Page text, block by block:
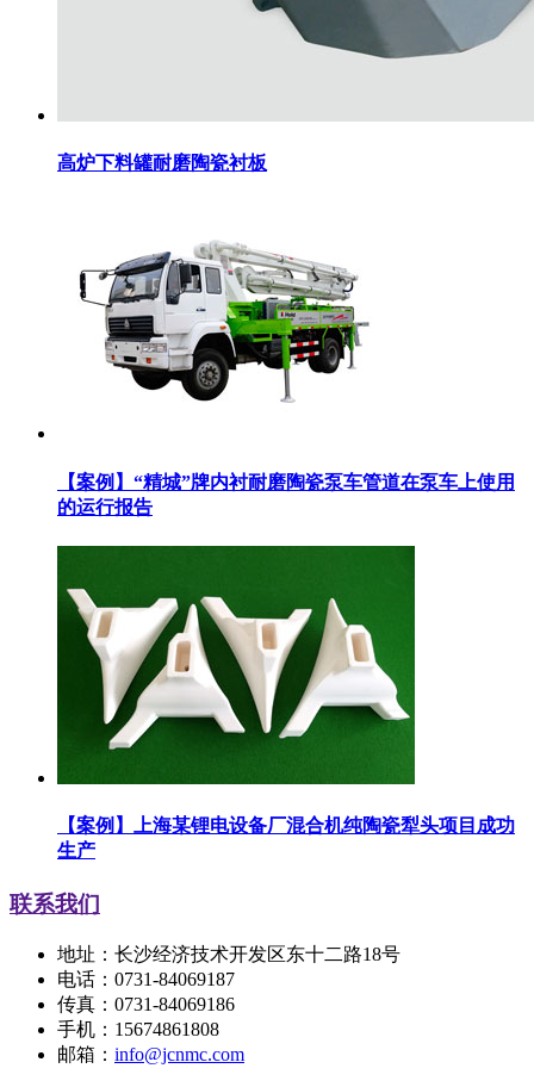
高炉下料罐耐磨陶瓷衬板
【案例】“精城”牌内衬耐磨陶瓷泵车管道在泵车上使用
的运行报告
【案例】上海某锂电设备厂混合机纯陶瓷犁头项目成功
生产
联系我们
地址：长沙经济技术开发区东十二路18号
电话：0731-84069187
传真：0731-84069186
手机：15674861808
邮箱： info@jcnmc.com